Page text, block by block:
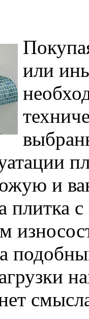
или
и
плитка